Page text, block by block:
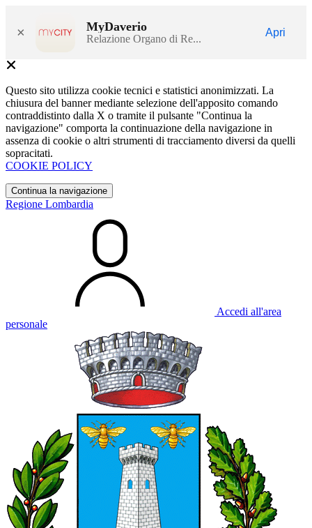
× MyDaverio
Relazione Organo di Re...
Apri
Questo sito utilizza cookie tecnici e statistici anonimizzati. La
chiusura del banner mediante selezione dell'apposito comando
contraddistinto dalla X o tramite il pulsante "Continua la
navigazione" comporta la continuazione della navigazione in
assenza di cookie o altri strumenti di tracciamento diversi da quelli
sopracitati.
COOKIE POLICY
Continua la navigazione
Regione Lombardia
Accedi all'area
personale